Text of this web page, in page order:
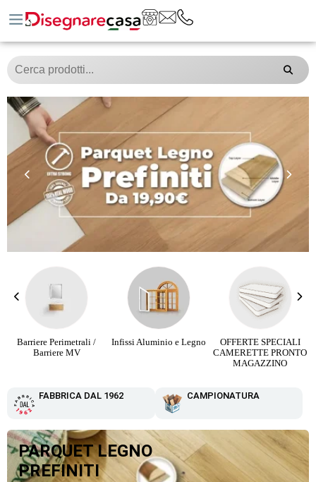
Perimetrali /
Barriere MV
Infissi Aluminio e Legno
OFFERTE SPECIALI
CAMERETTE PRONTO
MAGAZZINO
FABBRICA DAL 1962 CAMPIONATURA
PARQUET LEGNO
PREFINITI